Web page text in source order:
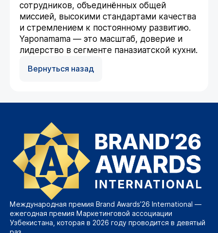
сотрудников, объединённых общей
миссией, высокими стандартами качества
и стремлением к постоянному развитию.
Yaponamama — это масштаб, доверие и
лидерство в сегменте паназиатской кухни.
Вернуться назад
Международная премия Brand Awards’26 International —
ежегодная премия Маркетинговой ассоциации
Узбекистана, которая в 2026 году проводится в девятый